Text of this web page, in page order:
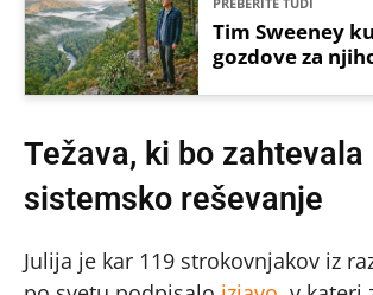
Tim Sweeney
gozdove za
Težava, ki bo zahtevala
sistemsko reševanje
Julija je kar 119 strokovnjakov iz